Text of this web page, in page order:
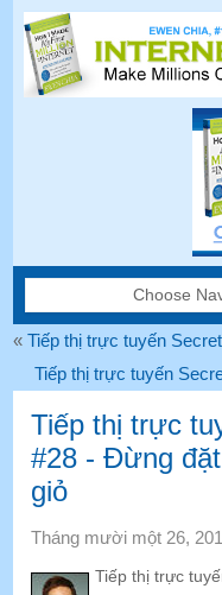
Choose
«Tiếp thị trực tuyến
Tiếp thị trực tuyến
Tiếp thị trực
#28 - Đừng
giỏ
Tháng mười một 26,
Tiếp thị trực